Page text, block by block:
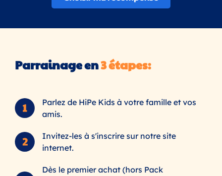
Parrainage en3 étapes:
Parlez de HiPe Kids à votre famille et vos
amis.
Invitez-les à s'inscrire sur notre site
internet.
Dès le premier achat (hors Pack